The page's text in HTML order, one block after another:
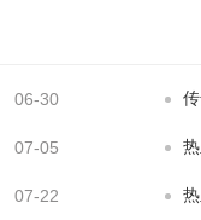
06-30
07-05
07-22